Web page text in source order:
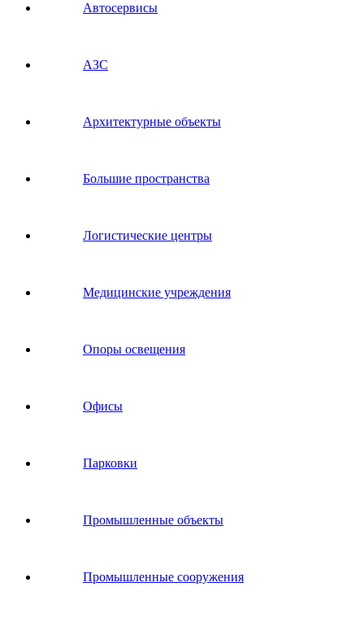
Автосервисы
АЗС
Архитектурные объекты
Большие пространства
Логистические центры
Медицинские учреждения
Опоры освещения
Офисы
Парковки
Промышленные объекты
Промышленные сооружения